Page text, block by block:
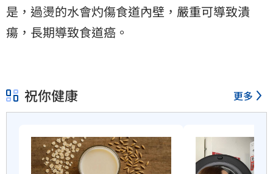
是，過燙的水會灼傷食道內壁，嚴重可導致潰
瘍，長期導致食道癌。
祝你健康 更多